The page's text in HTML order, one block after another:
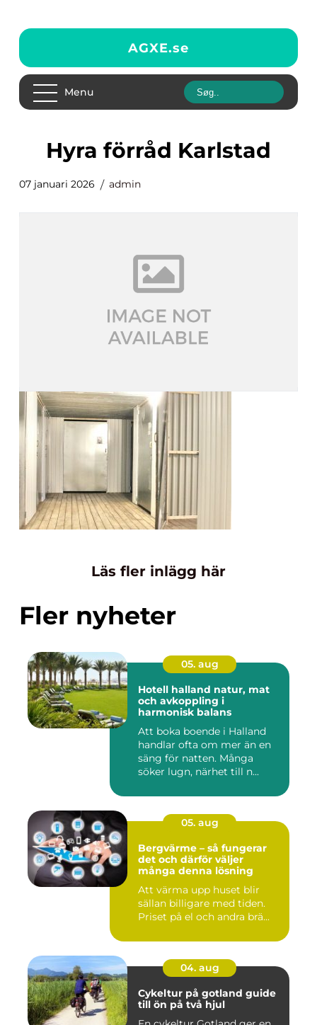
AGXE.se
Menu
hyra förråd Karlstad
07 januari 2026 admin
Läs fler inlägg här
Fler nyheter
05. aug
Hotell halland natur, mat
och avkoppling i
harmonisk balans
Att boka boende i Halland
handlar ofta om mer än en
säng för natten. Många
söker lugn, närhet till n...
05. aug
Bergvärme – så fungerar
det och därför väljer
många denna lösning
Att värma upp huset blir
sällan billigare med tiden.
Priset på el och andra brä...
04. aug
Cykeltur på gotland guide
till ön på två hjul